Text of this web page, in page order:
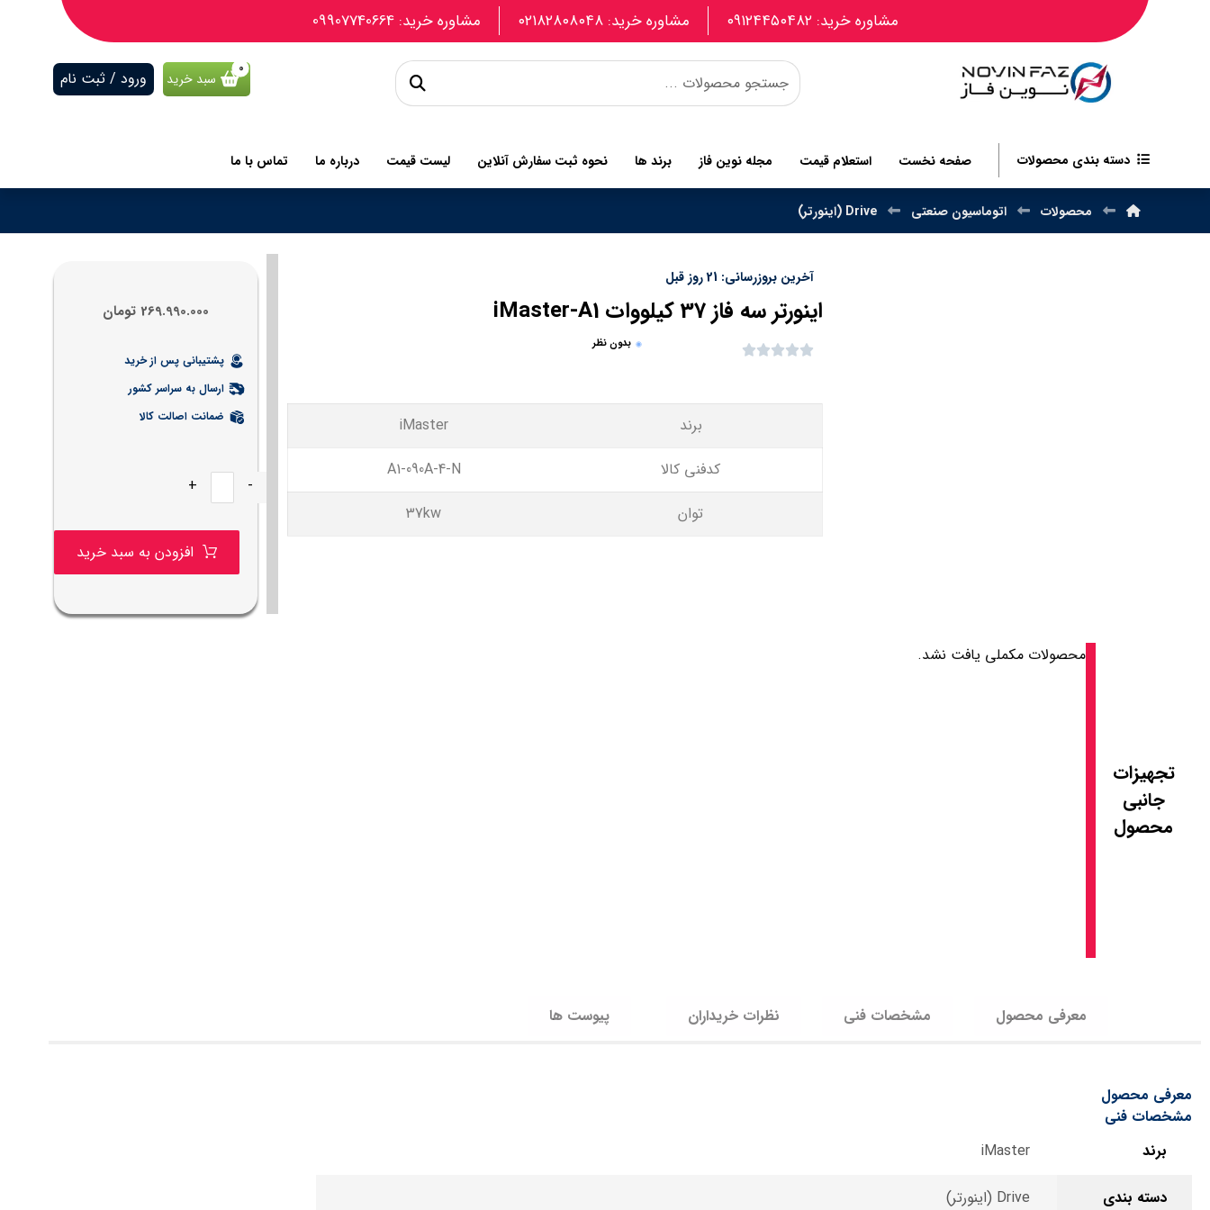
مشاوره خرید: 09907740664 مشاوره خرید: ۰۲۱۸۲۸۰۸۰۴۸ مشاوره خرید: ۰۹۱۲۴۴۵۰۴۸۲
ورود / ثبت نام سبد خرید
دسته بندی محصولات صفحه نخست استعلام قیمت مجله نوین فاز برند ها نحوه ثبت سفارش آنلاین لیست قیمت درباره ما تماس با ما
محصولات اتوماسیون صنعتی Drive (اینورتر)
آخرین بروزرسانی: 21 روز قبل
اینورتر سه فاز 37 کیلووات iMaster-A1
بدون نظر
برند
iMaster
کدفنی کالا
A1-090A-4-N
توان
37kw
269.990.000 تومان
پشتیبانی پس از خرید
ارسال به سراسر کشور
ضمانت اصالت کالا
-
+
افزودن به سبد خرید
تجهیزات
جانبی
محصول
محصولات مکملی یافت نشد.
معرفی محصول مشخصات فنی نظرات خریداران پیوست ها
معرفی محصول
مشخصات فنی
برند
iMaster
دسته بندی Drive (اینورتر)